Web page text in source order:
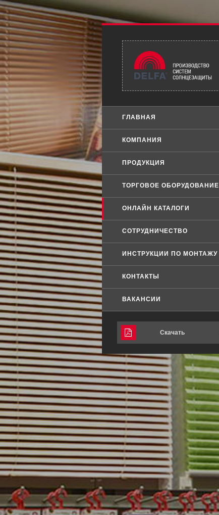
ГЛАВНАЯ
КОМПАНИЯ
ПРОДУКЦИЯ
ТОРГОВОЕ ОБОРУДОВАНИЕ
ОНЛАЙН КАТАЛОГИ
СОТРУДНИЧЕСТВО
ИНСТРУКЦИИ ПО МОНТАЖУ
КОНТАКТЫ
ВАКАНСИИ
Скачать